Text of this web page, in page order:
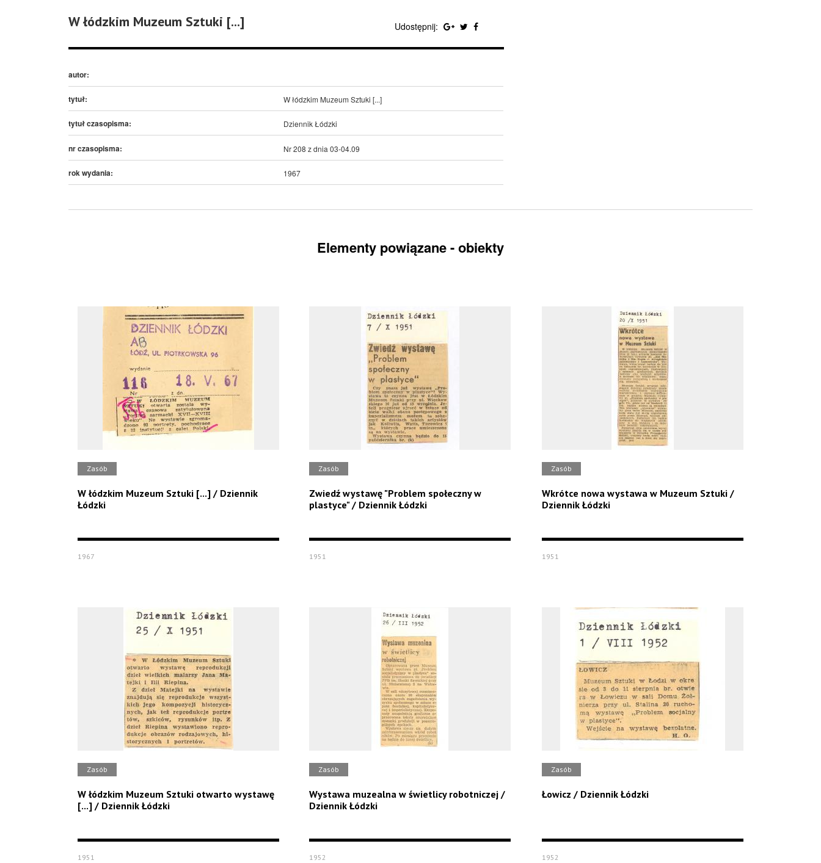
W łódzkim Muzeum Sztuki [...] Udostępnij:
autor:
tytuł: W łódzkim Muzeum Sztuki [...]
tytuł czasopisma: Dziennik Łódzki
nr czasopisma: Nr 208 z dnia 03-04.09
rok wydania: 1967
Elementy powiązane - obiekty
Zasób
W łódzkim Muzeum Sztuki [...] / Dziennik
Łódzki
1967
Zasób
Zwiedź wystawę "Problem społeczny w
plastyce" / Dziennik Łódzki
1951
Zasób
Wkrótce nowa wystawa w Muzeum Sztuki /
Dziennik Łódzki
1951
Zasób
W łódzkim Muzeum Sztuki otwarto wystawę
[...] / Dziennik Łódzki
1951
Zasób
Wystawa muzealna w świetlicy robotniczej /
Dziennik Łódzki
1952
Zasób
Łowicz / Dziennik Łódzki
1952